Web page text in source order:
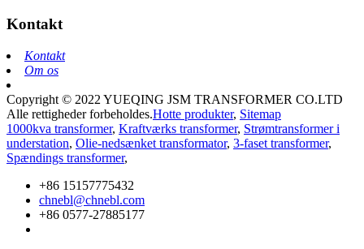
Kontakt
Kontakt
Om os
Copyright © 2022 YUEQING JSM TRANSFORMER CO.LTD
Alle rettigheder forbeholdes.Hotte produkter, Sitemap
1000kva transformer, Kraftværks transformer, Strømtransformer i
understation, Olie-nedsænket transformator, 3-faset transformer,
Spændings transformer,
+86 15157775432
chnebl@chnebl.com
+86 0577-27885177